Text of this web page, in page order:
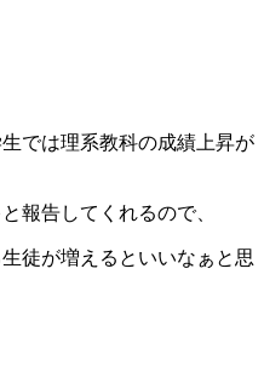
では理系教科の成績上昇が
報告してくれるので、
徒が増えるといいなぁと思